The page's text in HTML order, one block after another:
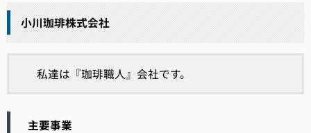
小川珈琲株式会社
私達は『珈琲職人』会社です。
主要事業